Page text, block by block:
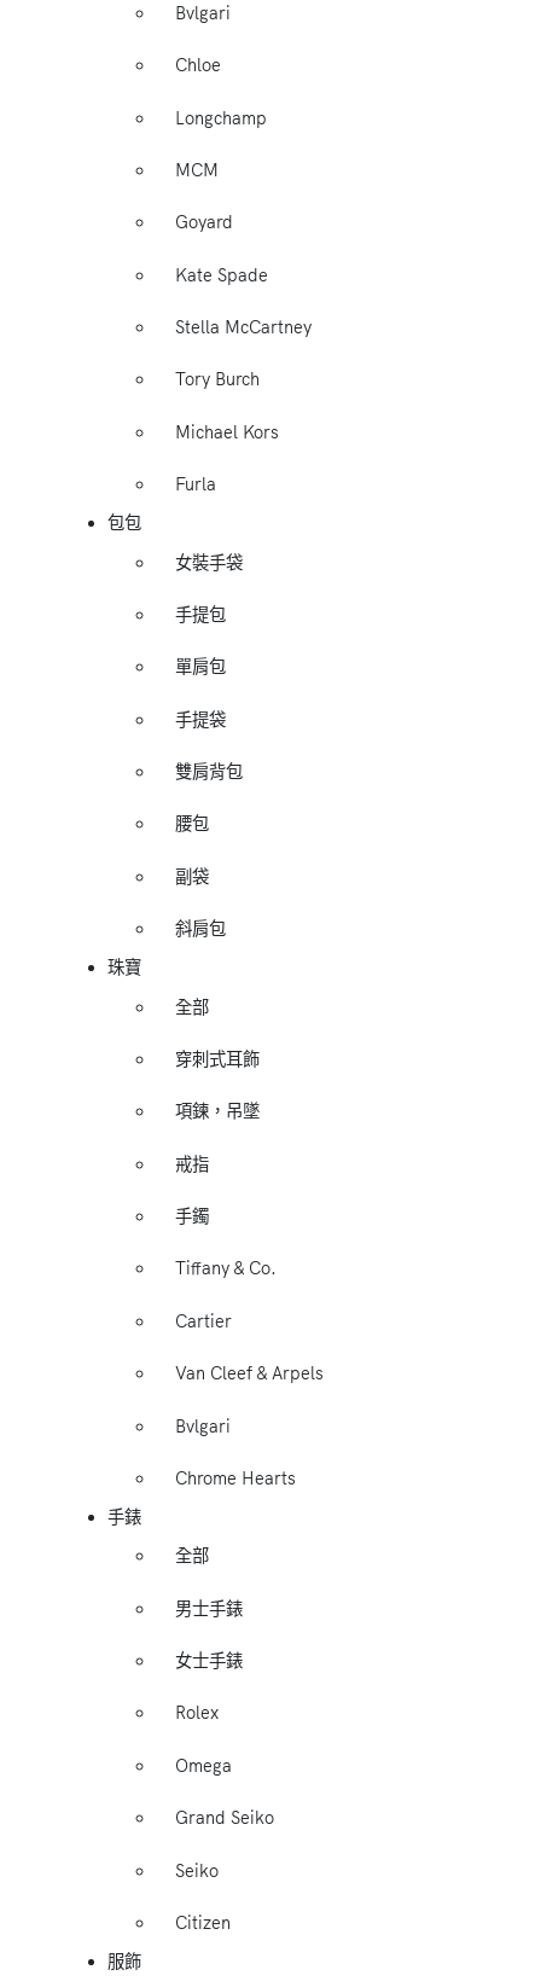
Bvlgari
Chloe
Longchamp
MCM
Goyard
Kate Spade
Stella McCartney
Tory Burch
Michael Kors
Furla
包包
女裝手袋
手提包
單肩包
手提袋
雙肩背包
腰包
副袋
斜肩包
珠寶
全部
穿刺式耳飾
項鍊，吊墜
戒指
手鐲
Tiffany & Co.
Cartier
Van Cleef & Arpels
Bvlgari
Chrome Hearts
手錶
全部
男士手錶
女士手錶
Rolex
Omega
Grand Seiko
Seiko
Citizen
服飾